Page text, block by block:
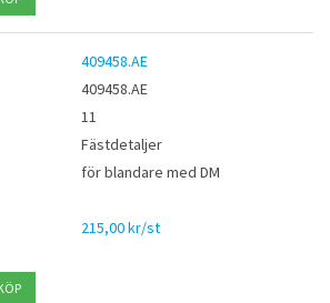
409458.AE
409458.AE
11
Fästdetaljer
för blandare med DM
215,00 kr/st